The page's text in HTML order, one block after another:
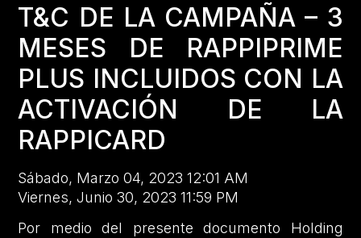
T&C DE LA CAMPAÑA – 3
MESES DE RAPPIPRIME
PLUS INCLUIDOS CON LA
ACTIVACIÓN DE LA
RAPPICARD
Sábado, Marzo 04, 2023 12:01 AM
Viernes, Junio 30, 2023 11:59 PM
Por medio del presente documento Holding